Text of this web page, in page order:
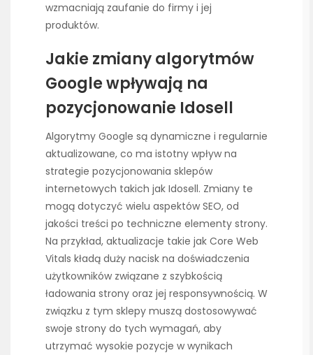
wzmacniają zaufanie do firmy i jej
produktów.
Jakie zmiany algorytmów
Google wpływają na
pozycjonowanie Idosell
Algorytmy Google są dynamiczne i regularnie
aktualizowane, co ma istotny wpływ na
strategie pozycjonowania sklepów
internetowych takich jak Idosell. Zmiany te
mogą dotyczyć wielu aspektów SEO, od
jakości treści po techniczne elementy strony.
Na przykład, aktualizacje takie jak Core Web
Vitals kładą duży nacisk na doświadczenia
użytkowników związane z szybkością
ładowania strony oraz jej responsywnością. W
związku z tym sklepy muszą dostosowywać
swoje strony do tych wymagań, aby
utrzymać wysokie pozycje w wynikach